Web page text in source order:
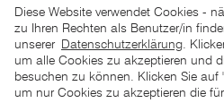
*der "statt"-Preis ist der